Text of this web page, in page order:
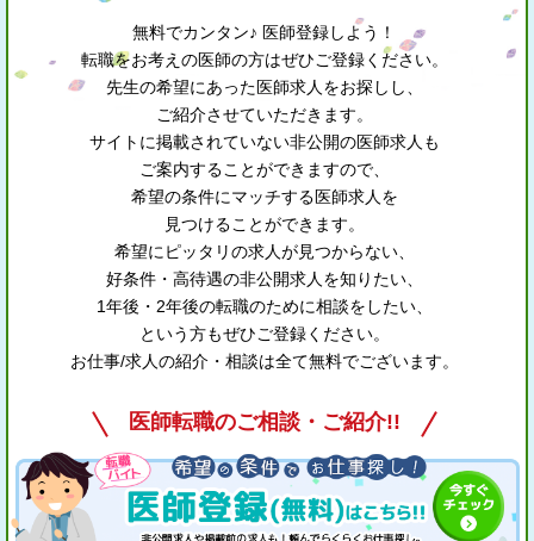
無料でカンタン♪ 医師登録しよう！
転職をお考えの医師の方はぜひご登録ください。
先生の希望にあった医師求人をお探しし、
ご紹介させていただきます。
サイトに掲載されていない非公開の医師求人も
ご案内することができますので、
希望の条件にマッチする医師求人を
見つけることができます。
希望にピッタリの求人が見つからない、
好条件・高待遇の非公開求人を知りたい、
1年後・2年後の転職のために相談をしたい、
という方もぜひご登録ください。
お仕事/求人の紹介・相談は全て無料でございます。
医師転職のご相談・ご紹介!!